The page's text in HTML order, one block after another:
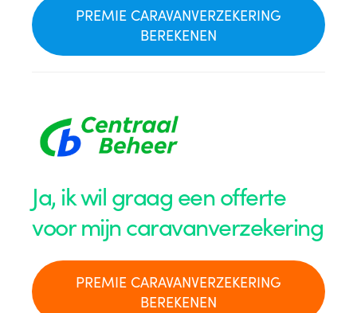
PREMIE CARAVANVERZEKERING
BEREKENEN
Ja, ik wil graag een offerte
voor mijn caravanverzekering
PREMIE CARAVANVERZEKERING
BEREKENEN